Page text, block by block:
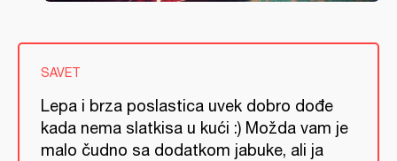
SAVET
Lepa i brza poslastica uvek dobro dođe
kada nema slatkisa u kući :) Možda vam je
malo čudno sa dodatkom jabuke, ali ja